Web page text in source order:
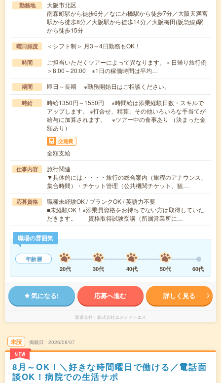
勤務地
大阪市北区
南森町駅から徒歩6分／なにわ橋駅から徒歩7分／大阪天満宮
駅から徒歩8分／大阪駅から徒歩14分／大阪梅田(阪急線)駅
から徒歩15分
曜日頻度 ＜シフト制＞ 月3～4日勤務もOK！
時間
ご担当いただくツアーによって異なります。＜日帰り旅行例
＞8:00～20:00 ※1日の稼働時間は平均…
期間 即日～長期 ※勤務開始日はご相談ください。
時給
時給1350円～1550円 ※時間給は添乗経験日数・スキルで
アップします。 ※打合せ、精算、その他いろいろな手当てが
給与に加算されます。 ※ツアー中の食事あり （決まった金
額あり）
交通費
全額支給
仕事内容
旅行関連
▼具体的には・・・・旅行の総合案内（旅程のアナウンス、
集合時間）・チケット管理（公共機関チケット、観…
応募資格
職種未経験OK / ブランクOK / 英語力不要
■未経験OK！※添乗員資格をお持ちでない方は取得していた
だきます。 資格取得試験受講（所属営業所に…
職場の雰囲気
年齢層
20代
30代 40代 50代 60代
気になる! 応募へ進む 詳しく見る
派遣会社 株式会社エスティーエス
未読
NEW
掲載日 2026/08/07
8月～OK！＼好きな時間曜日で働ける／電話面
談OK！病院での生活サポ